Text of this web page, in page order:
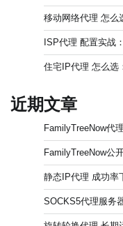
移动网络代理 怎么
ISP代理 配置实战
住宅IP代理 怎么选
近期文章
FamilyTreeNow代
FamilyTreeNow公
静态IP代理 成功率
SOCKS5代理服务